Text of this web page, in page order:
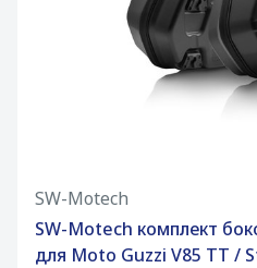
SW-Motech
SW-Motech комплект
для Moto Guzzi V85 TT /